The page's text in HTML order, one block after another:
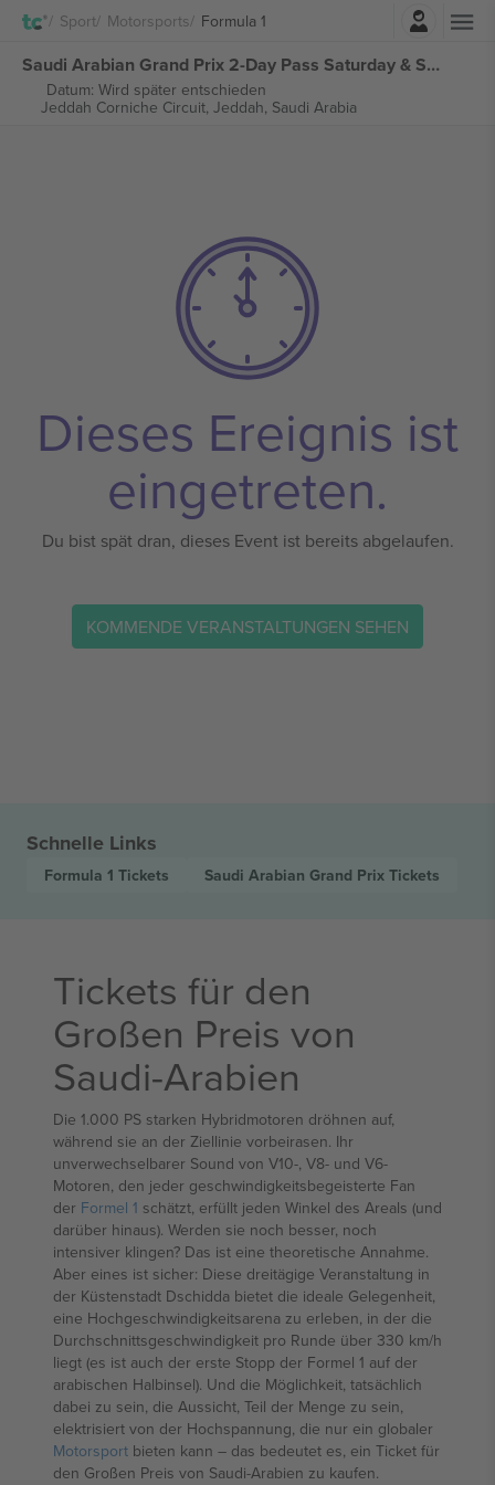
Sport Motorsports Formula 1
Saudi Arabian Grand Prix 2-Day Pass Saturday & Sunday Ticket Formula 1 tickets
Datum: Wird später entschieden
Jeddah Corniche Circuit, Jeddah, Saudi Arabia
Dieses Ereignis ist
eingetreten.
Du bist spät dran, dieses Event ist bereits abgelaufen.
KOMMENDE VERANSTALTUNGEN SEHEN
Schnelle Links
Formula 1 Tickets Saudi Arabian Grand Prix Tickets
Tickets für den
Großen Preis von
Saudi-Arabien
Die 1.000 PS starken Hybridmotoren dröhnen auf,
während sie an der Ziellinie vorbeirasen. Ihr
unverwechselbarer Sound von V10-, V8- und V6-
Motoren, den jeder geschwindigkeitsbegeisterte Fan
der Formel 1 schätzt, erfüllt jeden Winkel des Areals (und
darüber hinaus). Werden sie noch besser, noch
intensiver klingen? Das ist eine theoretische Annahme.
Aber eines ist sicher: Diese dreitägige Veranstaltung in
der Küstenstadt Dschidda bietet die ideale Gelegenheit,
eine Hochgeschwindigkeitsarena zu erleben, in der die
Durchschnittsgeschwindigkeit pro Runde über 330 km/h
liegt (es ist auch der erste Stopp der Formel 1 auf der
arabischen Halbinsel). Und die Möglichkeit, tatsächlich
dabei zu sein, die Aussicht, Teil der Menge zu sein,
elektrisiert von der Hochspannung, die nur ein globaler
Motorsport bieten kann – das bedeutet es, ein Ticket für
den Großen Preis von Saudi-Arabien zu kaufen.